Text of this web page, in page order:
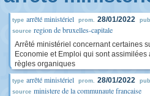
type arrêté ministériel prom. 28/01/2022
source region de bruxelles-capitale
Arrêté ministériel concernant certaines
Economie et Emploi qui sont
règles organiques
type arrêté ministériel prom. 28/01/2022
source ministere de la communaute francaise